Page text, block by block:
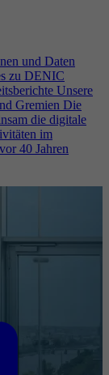
und Daten
zu DENIC
Unsere
Gremien Die
die digitale
im
40 Jahren